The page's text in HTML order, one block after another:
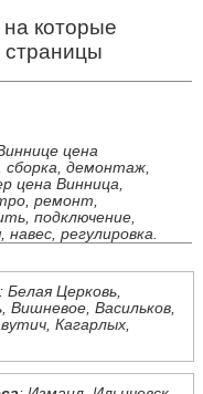
которые
цена
сборка, демонтаж,
цена Винница,
ремонт,
подключение,
регулировка.
: Белая Церковь,
Вишневое, Васильков,
Кагарлых,